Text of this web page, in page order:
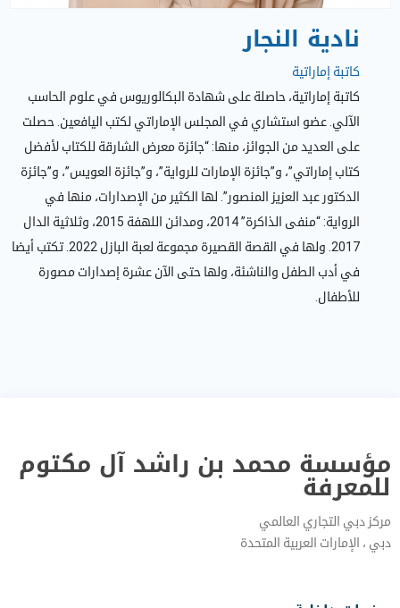
نادية النجار
كاتبة إماراتية
كاتبة إماراتية، حاصلة على شهادة البكالوريوس في علوم الحاسب
الآلي. عضو استشاري في المجلس الإماراتي لكتب اليافعين. حصلت
على العديد من الجوائز، منها: “جائزة معرض الشارقة للكتاب لأفضل
كتاب إماراتي”، و”جائزة الإمارات للرواية”، و”جائزة العويس”، و”جائزة
الدكتور عبد العزيز المنصور”. لها الكثير من الإصدارات، منها في
الرواية: “منفى الذاكرة” 2014، ومدائن اللهفة 2015، وثلاثية الدال
2017. ولها في القصة القصيرة مجموعة لعبة البازل 2022. تكتب أيضا
في أدب الطفل والناشئة، ولها حتى الآن عشرة إصدارات مصورة
للأطفال.
مؤسسة محمد بن راشد آل مكتوم
للمعرفة
مركز دبي التجاري العالمي
دبي‎ ، الإمارات العربية المتحدة‎